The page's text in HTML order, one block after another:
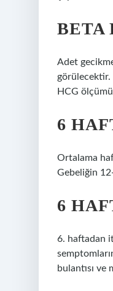
BETA
Adet
görülecektir.
HCG ölçümü
6
Ortalama
Gebeliğin
6
6. haftadan
bulantısı ve